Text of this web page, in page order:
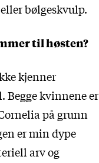
bølgeskvulp.
til høsten?
kjenner
Begge kvinnene er
på grunn
er min dype
arv og